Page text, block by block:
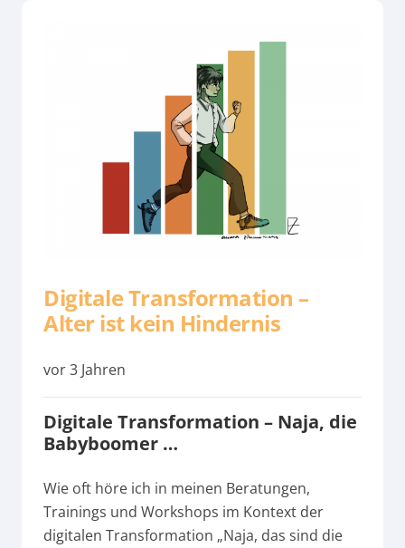
Digitale Transformation –
Alter ist kein Hindernis
vor 3 Jahren
Digitale Transformation – Naja, die
Babyboomer …
Wie oft höre ich in meinen Beratungen,
Trainings und Workshops im Kontext der
digitalen Transformation „Naja, das sind die